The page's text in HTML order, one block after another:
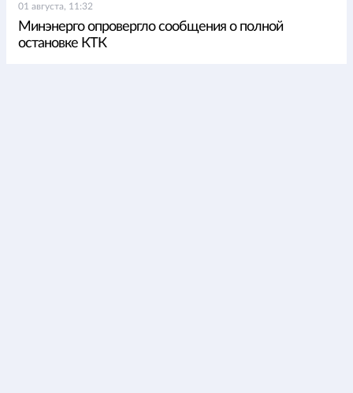
01 августа, 11:32
Минэнерго опровергло сообщения о полной
остановке КТК